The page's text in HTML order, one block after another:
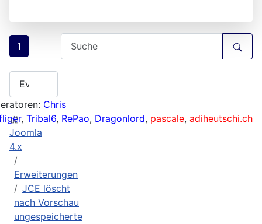
1
Chris
, Tribal6, RePao, Dragonlord, pascale, adiheutschi.ch
Joomla
4.x
Erweiterungen
JCE löscht
nach Vorschau
ungespeicherte